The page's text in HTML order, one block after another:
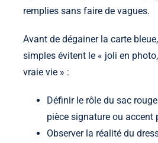
remplies sans faire de vagues.
Avant de dégainer la carte
simples évitent le « joli en
vraie vie » :
Définir le rôle du sac
pièce signature ou accent
Observer la réalité du